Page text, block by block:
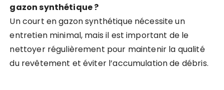
gazon synthétique ?
Un court en gazon synthétique nécessite un
entretien minimal, mais il est important de le
nettoyer régulièrement pour maintenir la qualité
du revêtement et éviter l’accumulation de débris.